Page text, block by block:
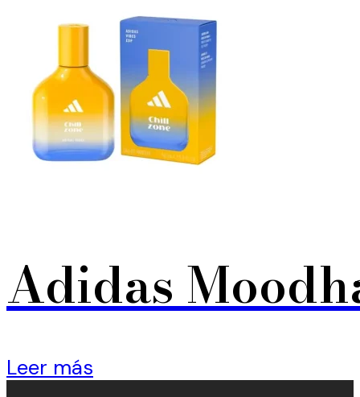
Adidas
Leer más